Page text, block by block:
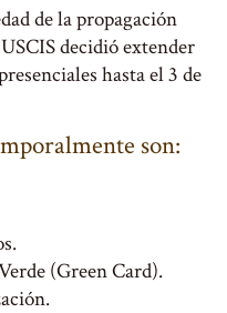
de la propagación
decidió extender
hasta el 3 de
son:
(Green Card).